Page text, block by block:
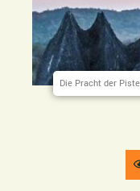
Die Pracht der